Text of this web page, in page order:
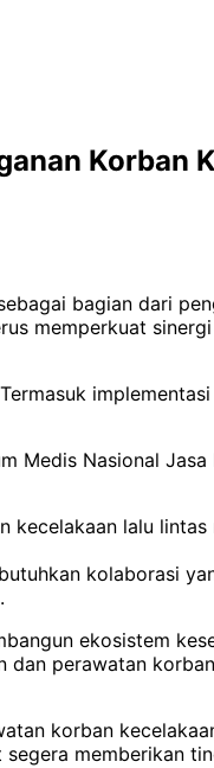
Korban
bagian dari
memperkuat
Medis Nasional
kecelakaan lalu
kolaborasi
ekosistem
dan perawatan
korban
memberikan